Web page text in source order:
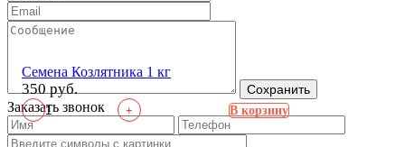
Семена Козлятника 1 кг
350 руб.
- + В корзину
Сохранить
Заказать звонок